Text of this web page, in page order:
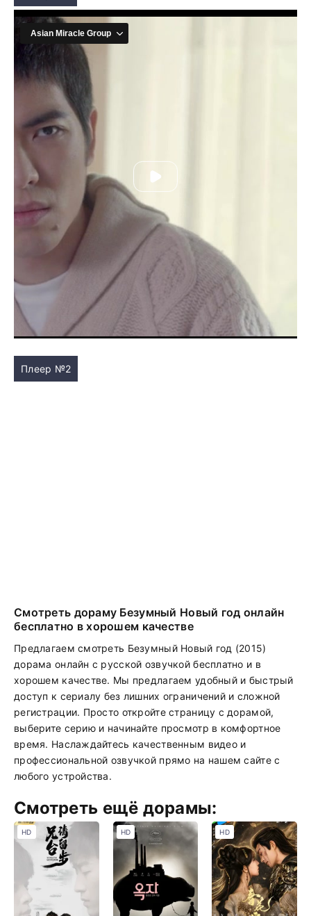
Плеер №2
Смотреть дораму Безумный Новый год онлайн
бесплатно в хорошем качестве
Предлагаем смотреть Безумный Новый год (2015)
дорама онлайн с русской озвучкой бесплатно и в
хорошем качестве. Мы предлагаем удобный и быстрый
доступ к сериалу без лишних ограничений и сложной
регистрации. Просто откройте страницу с дорамой,
выберите серию и начинайте просмотр в комфортное
время. Наслаждайтесь качественным видео и
профессиональной озвучкой прямо на нашем сайте с
любого устройства.
Смотреть ещё дорамы:
HD HD HD